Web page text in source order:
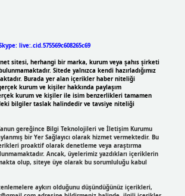
live:.cid.575569c608265c69
sitesi, herhangi bir marka, kurum veya şahıs şirketi
Sitede yalnızca kendi hazırladığımız
Burada yer alan içerikler haber niteliği
kurum ve kişiler hakkında paylaşım
kurum ve kişiler ile isim benzerlikleri tamamen
bilgiler taslak halindedir ve tavsiye niteliği
gereğince Bilgi Teknolojileri ve İletişim Kurumu
bir Yer Sağlayıcı olarak hizmet vermektedir. Bu
proaktif olarak denetleme veya araştırma
Ancak, üyelerimiz yazdıkları içeriklerin
olup, siteye üye olarak bu sorumluluğu kabul
aykırı olduğunu düşündüğünüz içerikleri,